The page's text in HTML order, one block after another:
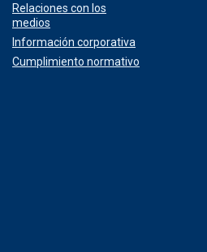
Relaciones con los
medios
Información corporativa
Cumplimiento normativo